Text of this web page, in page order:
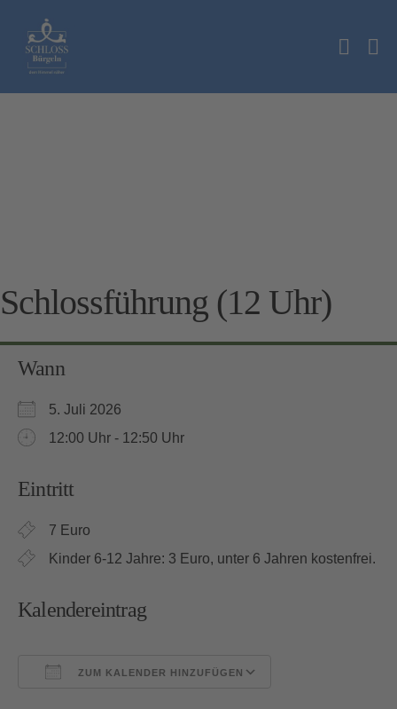
Inhalt
springen
Schlossführung (12 Uhr)
Wann
5. Juli 2026
12:00 Uhr - 12:50 Uhr
Eintritt
7 Euro
Kinder 6-12 Jahre: 3 Euro, unter 6 Jahren kostenfrei.
Kalendereintrag
ZUM KALENDER HINZUFÜGEN